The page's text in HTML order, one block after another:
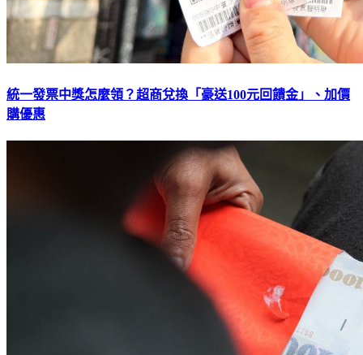
統一發票中獎怎麼領？超商兌換「豪送100元回饋金」、加價
購優惠